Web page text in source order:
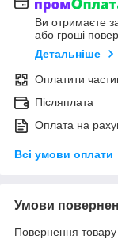
Ви отримаєте
або гроші
Детальніше
Оплатити
Післяплата
Оплата на
Всі умови оплати
Умови
Повернення